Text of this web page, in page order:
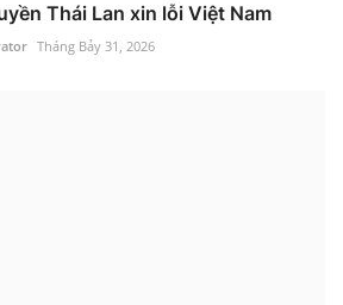
Thái Lan xin lỗi Việt Nam
Tháng Bảy 31, 2026